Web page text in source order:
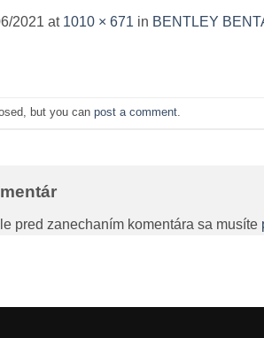
2021 at 1010 × 671 in BENTLEY
but you can post a comment
pred zanechaním komentára sa musíte